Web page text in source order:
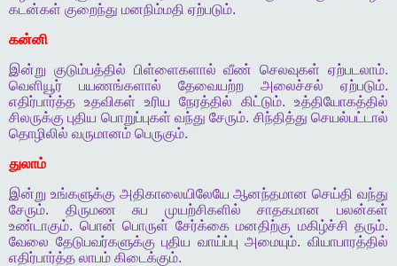
கடன்கள் குறைந்து மனநிம்மதி ஏற்படும்.
கன்னி
இன்று குடும்பத்தில் பிள்ளைகளால் வீண் செலவுகள் ஏற்படலாம்.
வெளியூர்
பயணங்களால் தேவையற்ற அலைச்சல் ஏற்படும்.
எதிர்பார்த்த உதவிகள் உரிய நேரத்தில் கிட்டும். உத்தியோகத்தில்
சிலருக்கு புதிய பொறுப்புகள் வந்து சேரும். சிந்தித்து செயல்பட்டால்
தொழிலில் வருமானம் பெருகும்.
துலாம்
இன்று உங்களுக்கு அதிகாலையிலேயே ஆனந்தமான செய்தி வந்து
சேரும். திருமண சுப முயற்சிகளில் சாதகமான
பலன்கள்
உண்டாகும். பொன் பொருள் சேர்க்கை மனதிற்கு மகிழ்ச்சி தரும்.
வேலை தேடுபவர்களுக்கு புதிய வாய்ப்பு அமையும்.வியாபாரத்தில்
எதிர்பார்த்த லாபம் கிடைக்கும்.